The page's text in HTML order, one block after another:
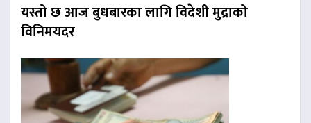
यस्तो छ आज बुधबारका लागि विदेशी मुद्राको
विनिमयदर